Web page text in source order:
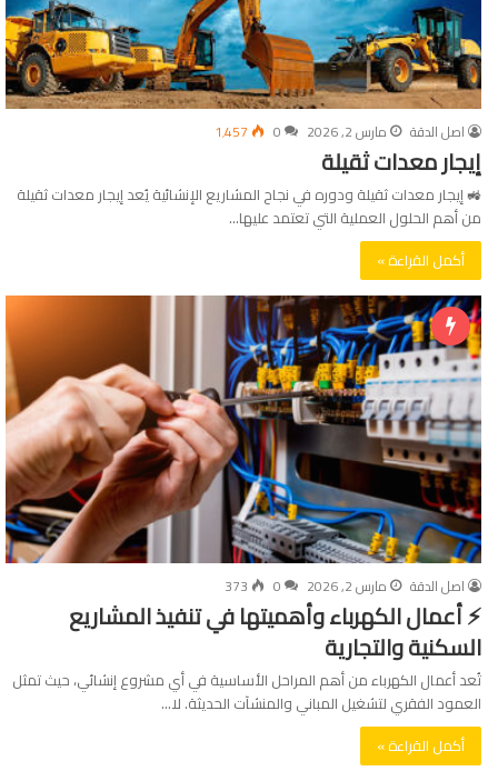
اصل الدقة مارس 2, 2026 0 1٬457
إيجار معدات ثقيلة
🚜 إيجار معدات ثقيلة ودوره في نجاح المشاريع الإنشائية يُعد إيجار معدات ثقيلة
من أهم الحلول العملية التي تعتمد عليها…
أكمل القراءة »
اصل الدقة مارس 2, 2026 0
373
⚡ أعمال الكهرباء وأهميتها في تنفيذ المشاريع
السكنية والتجارية
تُعد أعمال الكهرباء من أهم المراحل الأساسية في أي مشروع إنشائي، حيث تمثل
العمود الفقري لتشغيل المباني والمنشآت الحديثة. لا…
أكمل القراءة »